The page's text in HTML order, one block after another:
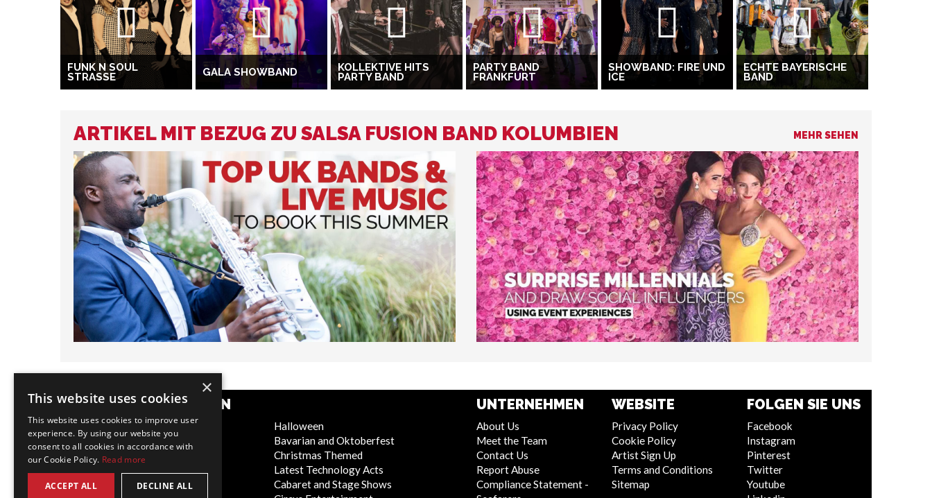
FUNK N SOUL
STRASSE GALA SHOWBAND KOLLEKTIVE HITS
PARTY BAND
PARTY BAND
FRANKFURT
SHOWBAND: FIRE UND
ICE
ECHTE BAYERISCHE
BAND
ARTIKEL MIT BEZUG ZU SALSA FUSION BAND KOLUMBIEN MEHR SEHEN
BELIEBTE KATEGORIEN
Festive
WOW Factor
Corporate Entertainment
Virtual
Halloween
Bavarian and Oktoberfest
Christmas Themed
Latest Technology Acts
Cabaret and Stage Shows
UNTERNEHMEN
About Us
Meet the Team
Contact Us
Report Abuse
Compliance Statement -
WEBSITE
Privacy Policy
Cookie Policy
Artist Sign Up
Terms and Conditions
Sitemap
FOLGEN SIE UNS
Facebook
Instagram
Pinterest
Twitter
Youtube
×
This website uses cookies
This website uses cookies to improve user
experience. By using our website you
consent to all cookies in accordance with
our Cookie Policy. Read more
ACCEPT ALL DECLINE ALL